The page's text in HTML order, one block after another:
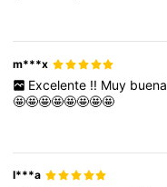
m***x
Excelente !! Muy buena
🤩🤩🤩🤩🤩🤩🤩🤩
I***a